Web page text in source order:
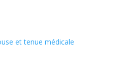
et tenue médicale